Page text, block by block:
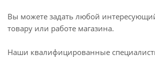
Вы можете задать любой
товару или работе магазина.
Наши квалифицированные